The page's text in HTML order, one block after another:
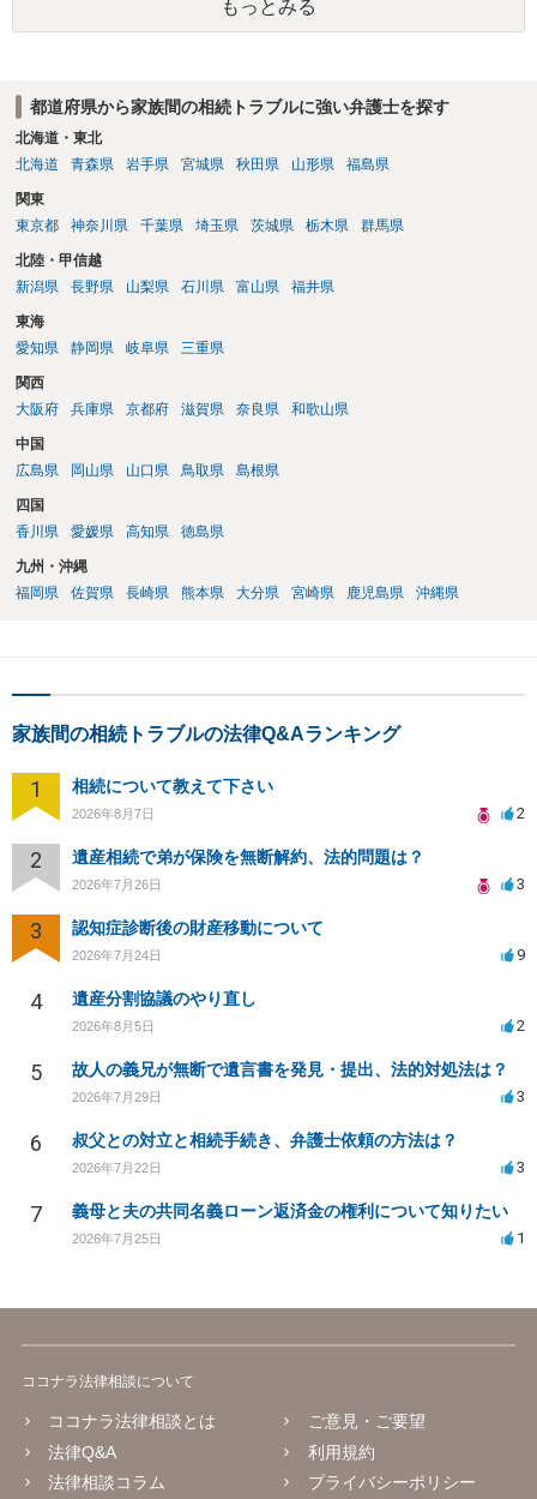
もっとみる
都道府県から家族間の相続トラブルに強い弁護士を探す
北海道・東北
北海道
青森県 岩手県 宮城県 秋田県 山形県 福島県
関東
東京都
神奈川県 千葉県 埼玉県 茨城県 栃木県 群馬県
北陸・甲信越
新潟県
長野県 山梨県 石川県 富山県 福井県
東海
愛知県
静岡県 岐阜県 三重県
関西
大阪府
兵庫県 京都府 滋賀県 奈良県 和歌山県
中国
広島県
岡山県 山口県 鳥取県 島根県
四国
香川県
愛媛県 高知県 徳島県
九州・沖縄
福岡県
佐賀県 長崎県 熊本県 大分県 宮崎県 鹿児島県 沖縄県
家族間の相続トラブルの法律Q&Aランキング
1 相続について教えて下さい
2026年8月7日 2
2 遺産相続で弟が保険を無断解約、法的問題は？
2026年7月26日 3
3 認知症診断後の財産移動について
2026年7月24日 9
4 遺産分割協議のやり直し
2026年8月5日 2
5 故人の義兄が無断で遺言書を発見・提出、法的対処法は？
2026年7月29日 3
6 叔父との対立と相続手続き、弁護士依頼の方法は？
2026年7月22日 3
7 義母と夫の共同名義ローン返済金の権利について知りたい
2026年7月25日 1
ココナラ法律相談について
ココナラ法律相談とは
法律Q&A
法律相談コラム
ご意見・ご要望
利用規約
プライバシーポリシー